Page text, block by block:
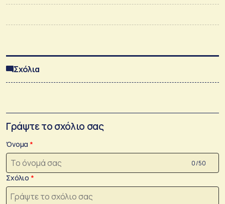
Σχόλια
Γράψτε το σχόλιο σας
Όνομα
0 /50
Σχόλιο